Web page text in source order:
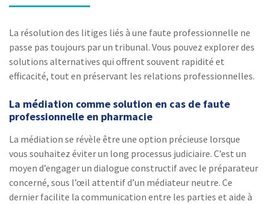
La résolution des litiges liés à une faute professionnelle ne
passe pas toujours par un tribunal. Vous pouvez explorer des
solutions alternatives qui offrent souvent rapidité et
efficacité, tout en préservant les relations professionnelles.
La médiation comme solution en cas de faute
professionnelle en pharmacie
La médiation se révèle être une option précieuse lorsque
vous souhaitez éviter un long processus judiciaire. C’est un
moyen d’engager un dialogue constructif avec le préparateur
concerné, sous l’œil attentif d’un médiateur neutre. Ce
dernier facilite la communication entre les parties et aide à